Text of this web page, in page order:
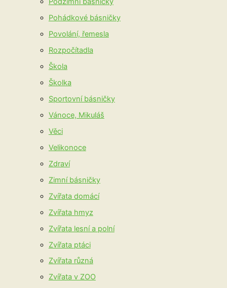
Pohádkové básničky
Povolání, řemesla
Rozpočítadla
Škola
Školka
Sportovní básničky
Vánoce, Mikuláš
Věci
Velikonoce
Zdraví
Zimní básničky
Zvířata domácí
Zvířata hmyz
Zvířata lesní a polní
Zvířata ptáci
Zvířata různá
Zvířata v ZOO